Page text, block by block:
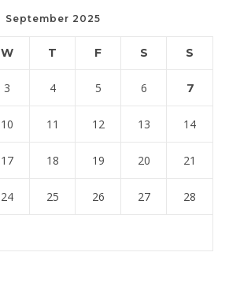
September 2025
W T F S S
3 4 5 6 7
10 11 12 13 14
17 18 19 20 21
24 25 26 27 28